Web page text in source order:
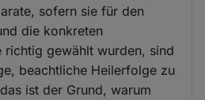
sofern sie für den
die konkreten
richtig gewählt wurden, sind
beachtliche Heilerfolge zu
ist der Grund, warum